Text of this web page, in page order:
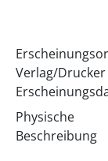
Verlag/Drucker
Physische
Beschreibung